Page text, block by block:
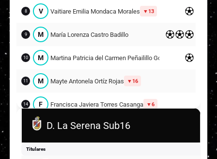
8 V Vaitiare Emilia Mondaca Morales 13
9 M María Lorenza Castro Badillo
10 M Martina Patricia del Carmen Peñailillo González
11 M Mayte Antonela Ortíz Rojas 16
14 F Francisca Javiera Torres Casanga 6
M Monserrat Noemi Cerda Pinochet
Suplentes
D. La Serena Sub16
Titulares